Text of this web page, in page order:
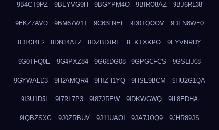
9B4CT9PZ 9BEYVG9H 9BGYPM4O 9BIRO8AZ 9BJ6RL38
9BKZ7AVO 9BM67W1T 9C63LNEL 9D0TQQOV 9DFN8WE0
9DI434L2 9DN34ALZ 9DZBDJRE 9EKTXKPO 9EYVNRDY
9G0TFQ0E 9G4PXZ84 9G68DG08 9GPGCFCS 9GSLIJ08
9GYWALD3 9H2AMQR4 9HIZH1YQ 9HSE9BCM 9HU2G1QA
9I3U1D5L 9I7RL7P3 9I87JREW 9IDKWGWQ 9IL8EDHA
9IQBZSXG 9J0ZRBUV 9J11UAOI 9JA7JOQ9 9JHR89JS